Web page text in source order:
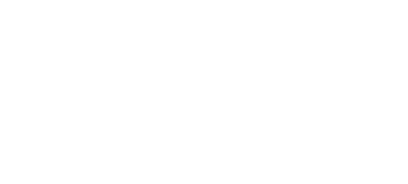
L-2010
Tél.
Téléfax :